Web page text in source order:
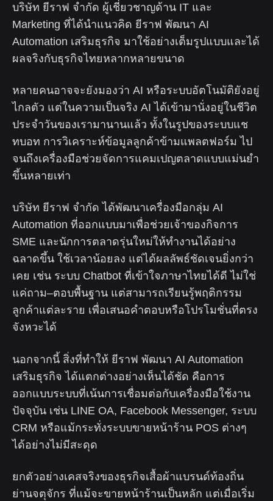
บริษัท ยีราฟ จำกัด ผู้เชี่ยวชาญด้าน IT และ
Marketing ที่ได้นำแนวคิด ยีราฟ พัฒนา AI
Automation เสริมธุรกิจ มาใช้อย่างเต็มรูปแบบและได้
ผลจริงกับธุรกิจไทยหลากหลายขนาด
หลายคนอาจจะยังมองว่า AI หรือระบบอัตโนมัติยังอยู่
ไกลตัว แต่ในความเป็นจริง AI ได้เข้ามานั่งอยู่ในชีวิต
ประจำวันของเรามานานแล้ว ทั้งในรูปของระบบแช
ทบอท การวิเคราะห์ข้อมูลลูกค้าข้ามแพลตฟอร์ม ไป
จนถึงเครื่องมือช่วยจัดการแคมเปญตลาดแบบแม่นยำ
ขึ้นหลายเท่า
บริษัท ยีราฟ จำกัด ได้พัฒนาเครื่องมือกลุ่ม AI
Automation ที่ออกแบบมาเพื่อช่วยเจ้าของกิจการ
SME และนักการตลาดรุ่นใหม่ให้ทำงานได้อย่าง
ฉลาดขึ้น ใช้เวลาน้อยลง แต่ได้ผลลัพธ์ชัดเจนยิ่งกว่า
เคย เช่น ระบบ Chatbot ที่เข้าใจภาษาไทยได้ดี ไม่ใช่
แค่ถาม–ตอบพื้นฐาน แต่สามารถเรียนรู้พฤติกรรม
ลูกค้าแต่ละราย เพื่อเสนอคำตอบหรือโปรโมชั่นที่ตรง
จังหวะได้
นอกจากนี้ สิ่งที่ทำให้ ยีราฟ พัฒนา AI Automation
เสริมธุรกิจ ได้แตกต่างอย่างเห็นได้ชัด คือการ
ออกแบบระบบที่เน้นการเชื่อมต่อกับเครื่องมือใช้งาน
ปัจจุบัน เช่น LINE OA, Facebook Messenger, ระบบ
CRM หรือแม้กระทั่งระบบขายหน้าร้าน POS ต่างๆ
ได้อย่างไม่มีสะดุด
ยกตัวอย่างเคสจริงของธุรกิจเสื้อผ้าแบรนด์ท้องถิ่น
ย่านจตุจักร ที่แม้จะขายหน้าร้านเป็นหลัก แต่เมื่อเริ่ม